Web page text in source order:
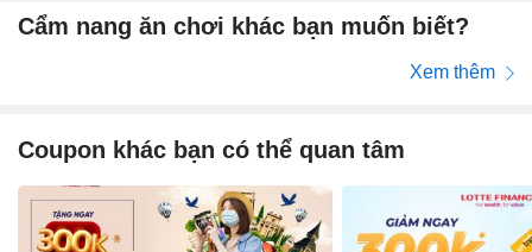
Cẩm nang ăn chơi khác bạn muốn biết?
Xem thêm
Coupon khác bạn có thể quan tâm